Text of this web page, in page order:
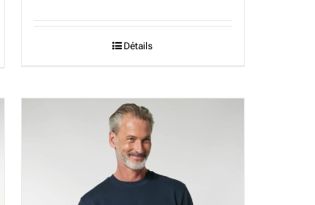
Détails